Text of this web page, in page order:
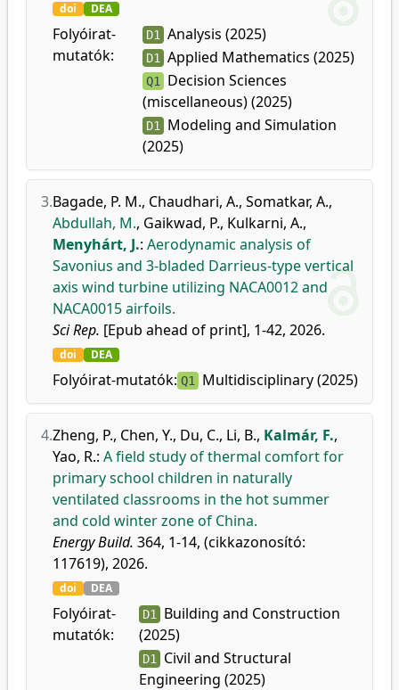
doi DEA
Folyóirat-
mutatók:
D1 Analysis (2025)
D1 Applied Mathematics (2025)
Q1
Decision Sciences
(miscellaneous) (2025)
D1
Modeling and Simulation
(2025)
3.Bagade, P. M., Chaudhari, A., Somatkar, A.,
Abdullah, M., Gaikwad, P., Kulkarni, A.,
Menyhárt, J.: Aerodynamic analysis of
Savonius and 3-bladed Darrieus-type vertical
axis wind turbine utilizing NACA0012 and
NACA0015 airfoils.
Sci Rep. [Epub ahead of print], 1-42, 2026.
doi DEA
Folyóirat-mutatók: Q1 Multidisciplinary (2025)
4.Zheng, P., Chen, Y., Du, C., Li, B., Kalmár, F.,
Yao, R.: A field study of thermal comfort for
primary school children in naturally
ventilated classrooms in the hot summer
and cold winter zone of China.
Energy Build. 364, 1-14, (cikkazonosító:
117619), 2026.
doi DEA
Folyóirat-
mutatók:
D1
Building and Construction
(2025)
D1
Civil and Structural
Engineering (2025)